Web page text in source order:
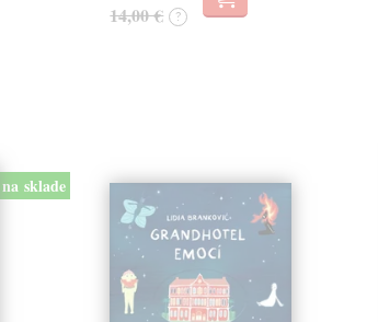
14,00 € ?
na sklade